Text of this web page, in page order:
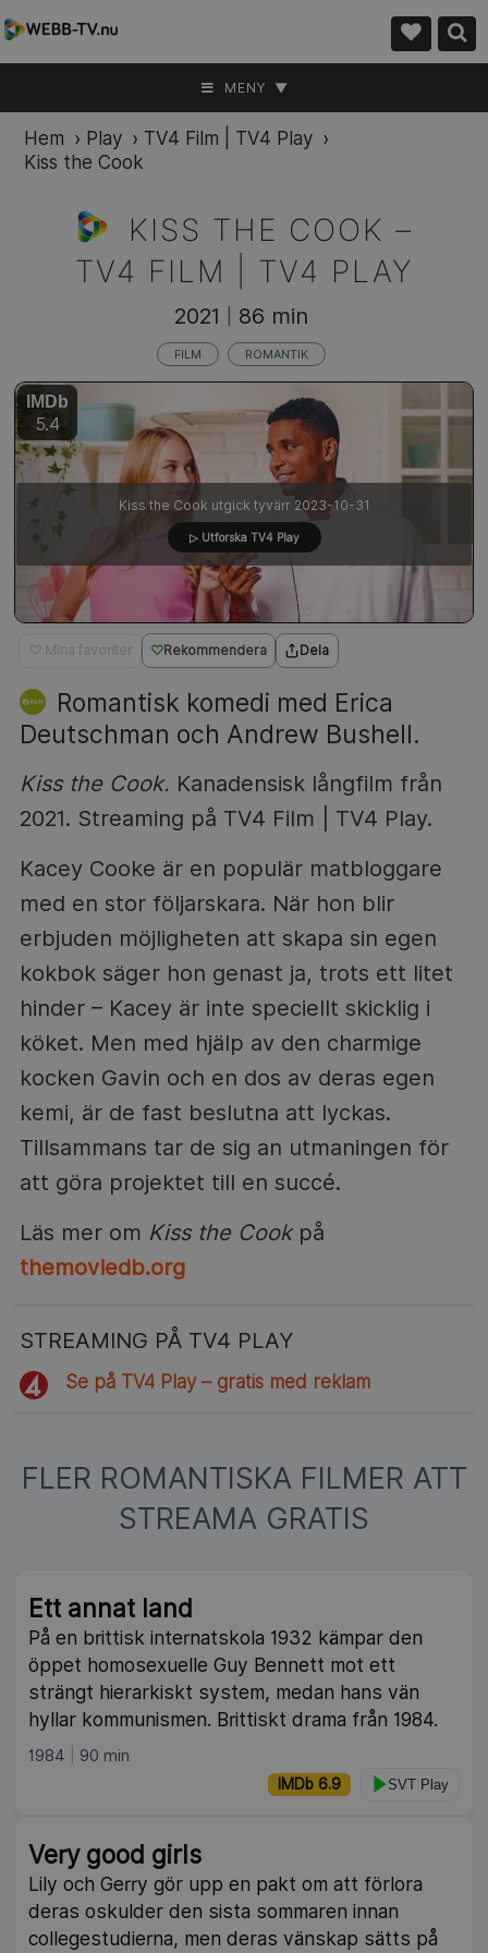
MENY ▼
Hem › Play › TV4 Film | TV4 Play ›
Kiss the Cook
KISS THE COOK –
TV4 FILM | TV4 PLAY
♡ Mina favoriter Rekommendera Dela
Romantisk komedi med Erica
Deutschman och Andrew Bushell.
Kiss the Cook. Kanadensisk långfilm från
2021. Streaming på TV4 Film | TV4 Play.
Kacey Cooke är en populär matbloggare
med en stor följarskara. När hon blir
erbjuden möjligheten att skapa sin egen
kokbok säger hon genast ja, trots ett litet
hinder – Kacey är inte speciellt skicklig i
köket. Men med hjälp av den charmige
kocken Gavin och en dos av deras egen
kemi, är de fast beslutna att lyckas.
Tillsammans tar de sig an utmaningen för
att göra projektet till en succé.
Läs mer om Kiss the Cookpå
themoviedb.org
Kiss the Cook utgick tyvärr 2023-10-31
▷ Utforska TV4 Play
STREAMING PÅ TV4 PLAY
Se på TV4 Play – gratis med reklam
2021 86 min
FILM ROMANTIK
IMDb
5.4
FLER ROMANTISKA FILMER ATT
STREAMA GRATIS
Ett annat land
På en brittisk internatskola 1932 kämpar den
öppet homosexuelle Guy Bennett mot ett
strängt hierarkiskt system, medan hans vän
hyllar kommunismen. Brittiskt drama från 1984.
1984 90 min
IMDb 6.9 SVT Play
Very good girls
Lily och Gerry gör upp en pakt om att förlora
deras oskulder den sista sommaren innan
collegestudierna, men deras vänskap sätts på